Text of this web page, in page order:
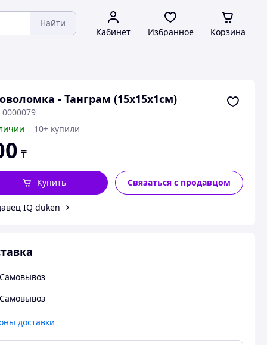
Найти
Кабинет Избранное Корзина
- Танграм (15х15х1см)
0000079
10+ купили
₸
Купить Связаться с продавцом
IQ duken
Самовывоз
Самовывоз
доставки